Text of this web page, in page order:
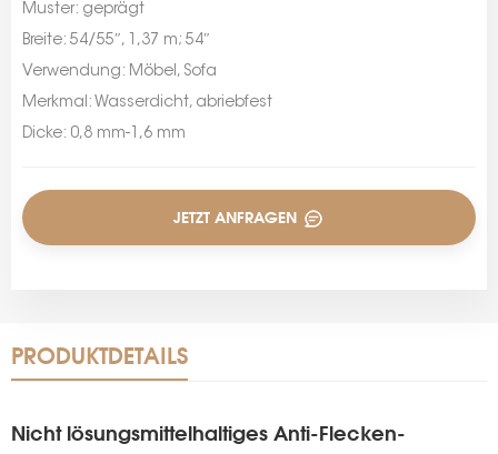
Muster: geprägt
Breite: 54/55″, 1,37 m; 54″
Verwendung: Möbel, Sofa
Merkmal: Wasserdicht, abriebfest
Dicke: 0,8 mm-1,6 mm
JETZT ANFRAGEN
PRODUKTDETAILS
Nicht lösungsmittelhaltiges Anti-Flecken-